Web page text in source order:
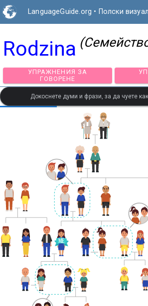
LanguageGuide.org • Полски
Rodzina
УПРАЖНЕНИЯ ЗА
ГОВОРЕНЕ
Докоснете думи и фрази, за да чуете